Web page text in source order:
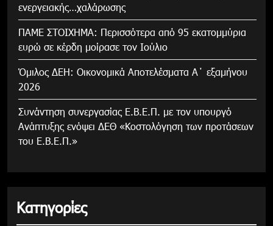
ενεργειακής…χαλάρωσης
ΠΑΜΕ ΣΤΟΙΧΗΜΑ: Περισσότερα από 95 εκατομμύρια
ευρώ σε κέρδη μοίρασε τον Ιούλιο
Όμιλος ΔΕΗ: Οικονομικά Αποτελέσματα Α΄ εξαμήνου
2026
Συνάντηση συνεργασίας Ε.Β.Ε.Π. με τον υπουργό
Ανάπτυξης ενόψει ΔΕΘ «Κοστολόγηση των προτάσεων
του Ε.Β.Ε.Π.»
Κατηγορίες